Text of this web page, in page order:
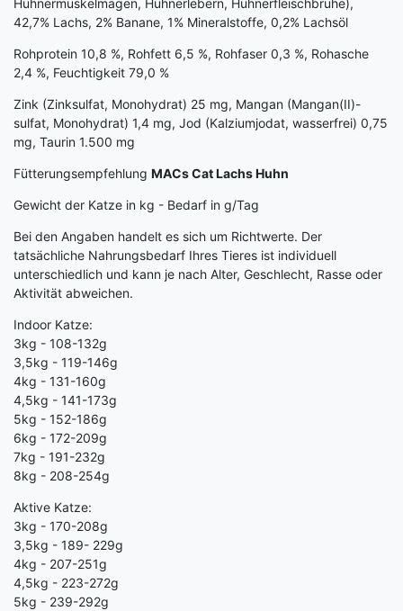
Hühnermuskelmägen, Hühnerlebern, Hühnerfleischbrühe),
42,7% Lachs, 2% Banane, 1% Mineralstoffe, 0,2% Lachsöl
Rohprotein 10,8 %, Rohfett 6,5 %, Rohfaser 0,3 %, Rohasche
2,4 %, Feuchtigkeit 79,0 %
Zink (Zinksulfat, Monohydrat) 25 mg, Mangan (Mangan(II)-
sulfat, Monohydrat) 1,4 mg, Jod (Kalziumjodat, wasserfrei) 0,75
mg, Taurin 1.500 mg
Fütterungsempfehlung MACs Cat Lachs Huhn
Gewicht der Katze in kg - Bedarf in g/Tag
Bei den Angaben handelt es sich um Richtwerte. Der
tatsächliche Nahrungsbedarf Ihres Tieres ist individuell
unterschiedlich und kann je nach Alter, Geschlecht, Rasse oder
Aktivität abweichen.
Indoor Katze:
3kg - 108-132g
3,5kg - 119-146g
4kg - 131-160g
4,5kg - 141-173g
5kg - 152-186g
6kg - 172-209g
7kg - 191-232g
8kg - 208-254g
Aktive Katze:
3kg - 170-208g
3,5kg - 189- 229g
4kg - 207-251g
4,5kg - 223-272g
5kg - 239-292g